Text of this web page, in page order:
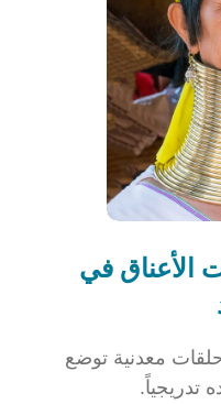
الأعناق في
معدنية توضع
تدريجياً.